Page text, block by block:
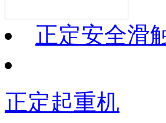
正定安全滑
正定起重机